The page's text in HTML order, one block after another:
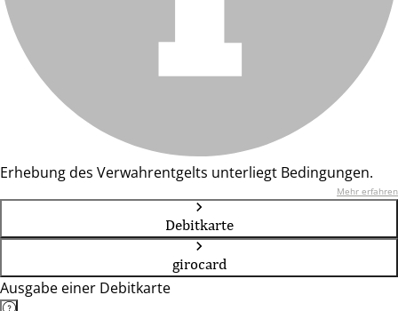
Erhebung des Verwahrentgelts unterliegt Bedingungen.
Mehr erfahren
Debitkarte
girocard
Ausgabe einer Debitkarte